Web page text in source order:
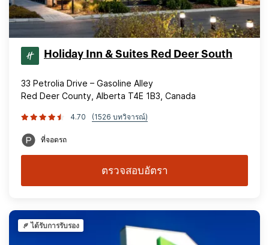
Holiday Inn & Suites Red Deer South
33 Petrolia Drive – Gasoline Alley
Red Deer County, Alberta T4E 1B3, Canada
4.70 (1526 บทวิจารณ์)
ที่จอดรถ
ตรวจสอบอัตรา
ได้รับการรับรอง